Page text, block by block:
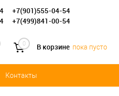
+7(901)555-04-54
+7(499)841-00-54
0 В корзине пока пусто
Контакты